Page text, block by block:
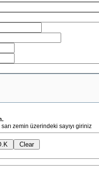
zemin üzerindeki sayıyı giriniz